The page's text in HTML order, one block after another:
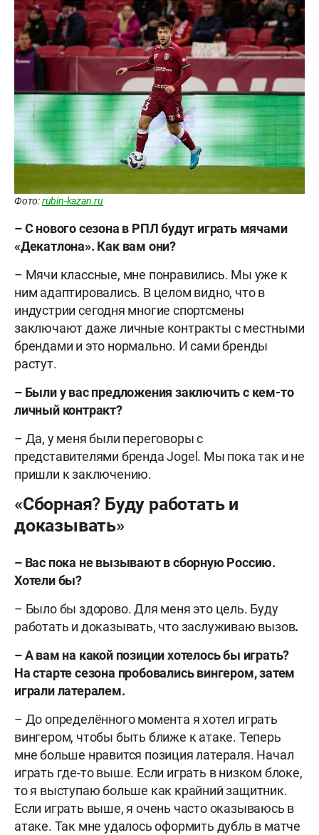
Фото:rubin-kazan.ru
– С нового сезона в РПЛ будут играть мячами
«Декатлона». Как вам они?
– Мячи классные, мне понравились. Мы уже к
ним адаптировались. В целом видно, что в
индустрии сегодня многие спортсмены
заключают даже личные контракты с местными
брендами и это нормально. И сами бренды
растут.
– Были у вас предложения заключить с кем-то
личный контракт?
– Да, у меня были переговоры с
представителями бренда Jogel. Мы пока так и не
пришли к заключению.
«Сборная? Буду работать и
доказывать»
– Вас пока не вызывают в сборную Россию.
Хотели бы?
– Было бы здорово. Для меня это цель. Буду
работать и доказывать, что заслуживаю вызов.
– А вам на какой позиции хотелось бы играть?
На старте сезона пробовались вингером, затем
играли латералем.
– До определённого момента я хотел играть
вингером, чтобы быть ближе к атаке. Теперь
мне больше нравится позиция латераля. Начал
играть где-то выше. Если играть в низком блоке,
то я выступаю больше как крайний защитник.
Если играть выше, я очень часто оказываюсь в
атаке. Так мне удалось оформить дубль в матче